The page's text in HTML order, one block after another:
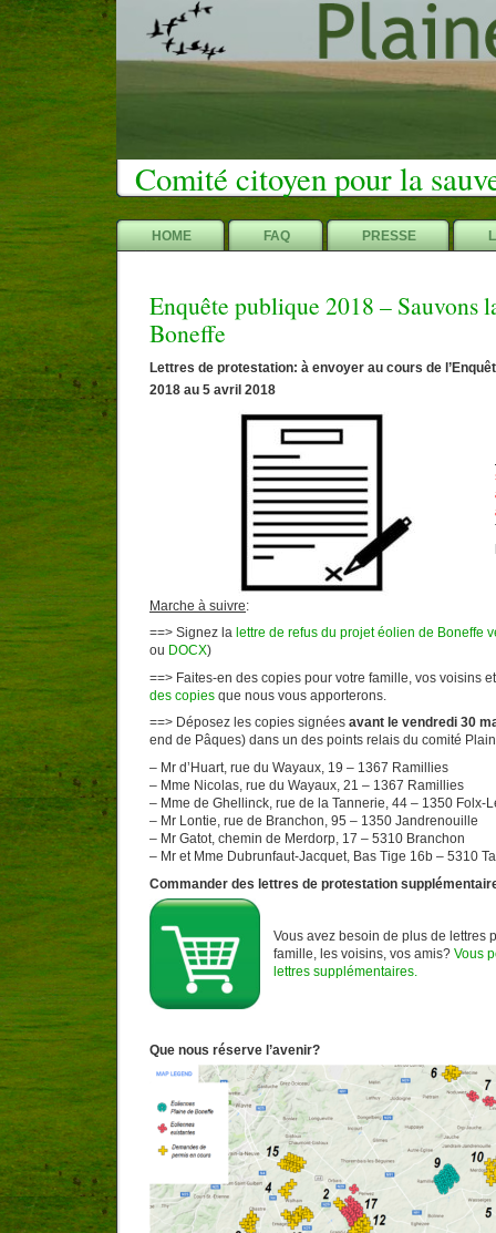
Comité citoyen pour la
HOME FAQ PRESSE
Enquête publique 2018 – Sauvons
Boneffe
Lettres de protestation: à envoyer au cours de
2018 au 5 avril 2018
Marche à suivre:
==> Signez la lettre de refus du projet éolien de Boneffe
ou DOCX)
==> Faites-en des copies pour votre famille, vos voisins
des copies que nous vous apporterons.
==> Déposez les copies signées avant le vendredi 30
end de Pâques) dans un des points relais du comité
– Mr d’Huart, rue du Wayaux, 19 – 1367 Ramillies
– Mme Nicolas, rue du Wayaux, 21 – 1367 Ramillies
– Mme de Ghellinck, rue de la Tannerie, 44 – 1350 Folx-
– Mr Lontie, rue de Branchon, 95 – 1350 Jandrenouille
– Mr Gatot, chemin de Merdorp, 17 – 5310 Branchon
– Mr et Mme Dubrunfaut-Jacquet, Bas Tige 16b – 5310
Commander des lettres de protestation
Vous avez besoin de plus de lettres
famille, les voisins, vos amis? Vous
lettres supplémentaires.
Que nous réserve l’avenir?